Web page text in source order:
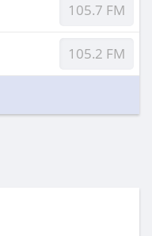
105.7 FM
105.2 FM